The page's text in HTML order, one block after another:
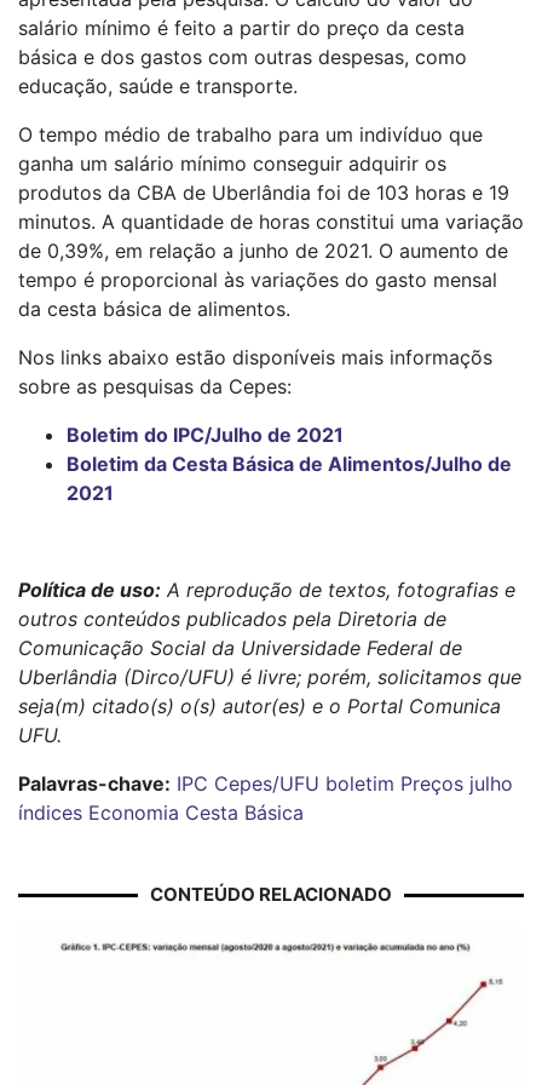
salário mínimo é feito a partir do preço da cesta
básica e dos gastos com outras despesas, como
educação, saúde e transporte.
O tempo médio de trabalho para um indivíduo que
ganha um salário mínimo conseguir adquirir os
produtos da CBA de Uberlândia foi de 103 horas e 19
minutos. A quantidade de horas constitui uma variação
de 0,39%, em relação a junho de 2021. O aumento de
tempo é proporcional às variações do gasto mensal
da cesta básica de alimentos.
Nos links abaixo estão disponíveis mais informaçõs
sobre as pesquisas da Cepes:
Boletim do IPC/Julho de 2021
Boletim da Cesta Básica de Alimentos/Julho de
2021
Política de uso: A reprodução de textos, fotografias e
outros conteúdos publicados pela Diretoria de
Comunicação Social da Universidade Federal de
Uberlândia (Dirco/UFU) é livre; porém, solicitamos que
seja(m) citado(s) o(s) autor(es) e o Portal Comunica
UFU.
Palavras-chave: IPC Cepes/UFU boletim Preços julho
índices Economia Cesta Básica
CONTEÚDO RELACIONADO